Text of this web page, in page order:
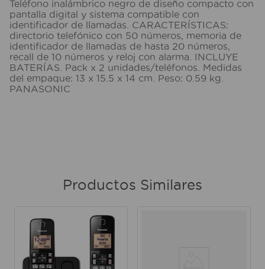
Teléfono inalámbrico negro de diseño compacto con
pantalla digital y sistema compatible con
identificador de llamadas. CARACTERÍSTICAS:
directorio telefónico con 50 números, memoria de
identificador de llamadas de hasta 20 números,
recall de 10 números y reloj con alarma. INCLUYE
BATERÍAS. Pack x 2 unidades/teléfonos. Medidas
del empaque: 13 x 15.5 x 14 cm. Peso: 0.59 kg.
PANASONIC
Productos Similares